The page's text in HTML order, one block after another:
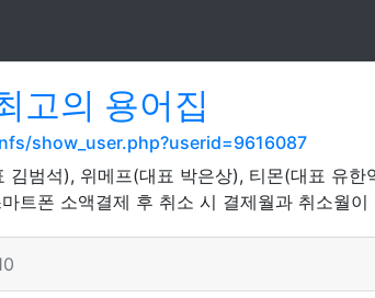
고의 용어집
show_user.php?userid=9616087
범석), 위메프(대표 박은상), 티몬(대표 유
트폰 소액결제 후 취소 시 결제월과 취소월